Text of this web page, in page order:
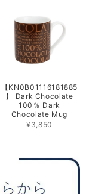
【KN0B01116181885
】 Dark Chocolate
100％ Dark
Chocolate Mug
¥3,850